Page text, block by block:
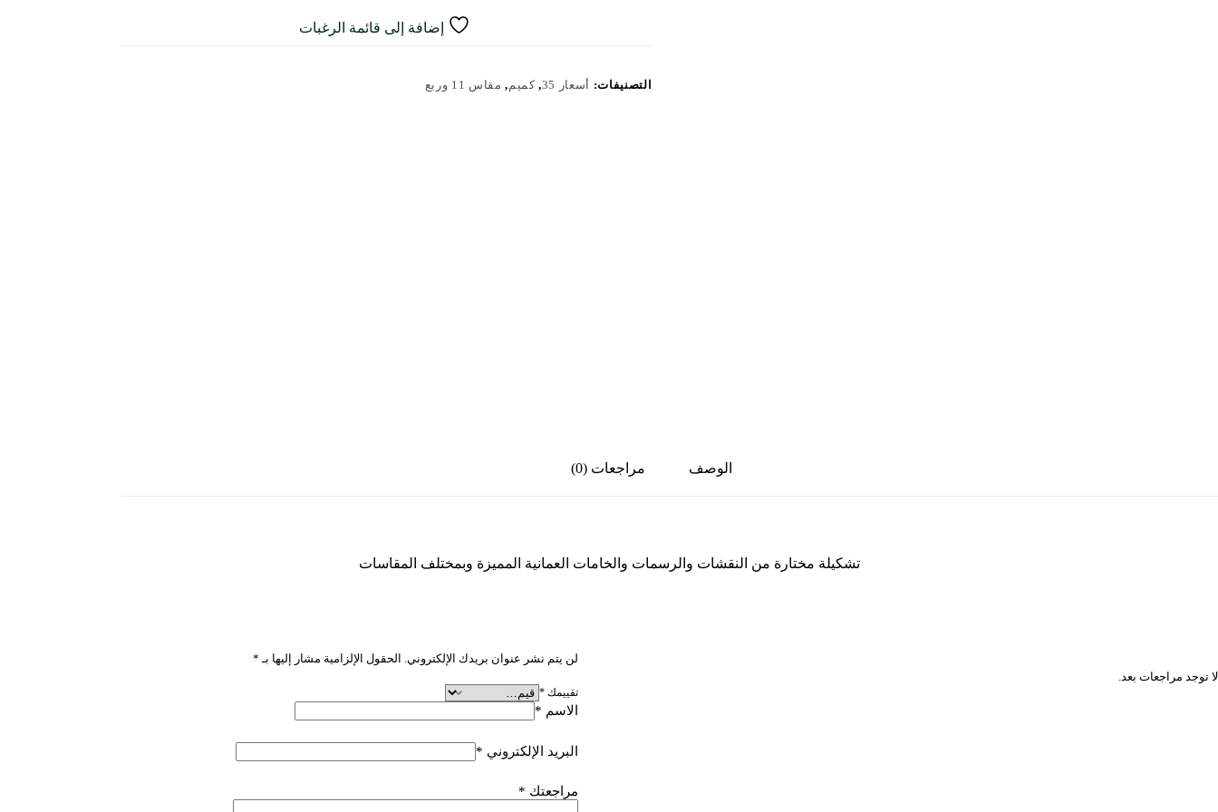
إضافة إلى قائمة الرغبات
التصنيفات: أسعار 35 ,كميم , مقاس 11 وربع
الوصف مراجعات (0)
تشكيلة مختارة من النقشات والرسمات والخامات العمانية المميزة وبمختلف المقاسات
لا توجد مراجعات بعد.
لن يتم نشر عنوان بريدك الإلكتروني. الحقول الإلزامية مشار إليها بـ *
تقييمك *
الاسم *
البريد الإلكتروني *
مراجعتك *